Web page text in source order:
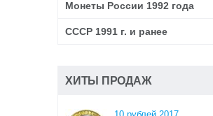
Монеты России 1992 года
СССР 1991 г. и ранее
ХИТЫ ПРОДАЖ